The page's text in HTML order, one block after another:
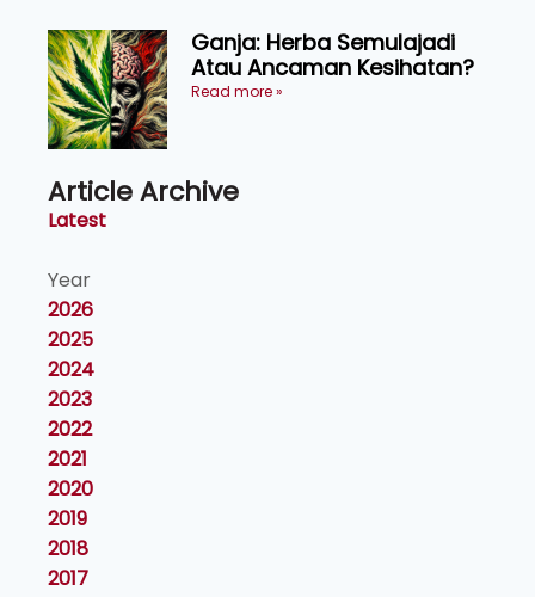
Ganja: Herba Semulajadi
Atau Ancaman Kesihatan?
Read more »
Article Archive
Latest
Year
2026
2025
2024
2023
2022
2021
2020
2019
2018
2017